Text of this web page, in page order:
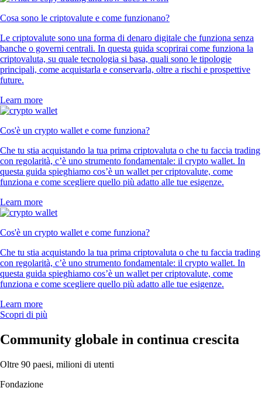
Cosa sono le criptovalute e come funzionano?
Le criptovalute sono una forma di denaro digitale che funziona senza
banche o governi centrali. In questa guida scoprirai come funziona la
criptovaluta, su quale tecnologia si basa, quali sono le tipologie
principali, come acquistarla e conservarla, oltre a rischi e prospettive
future.
Learn more
Cos'è un crypto wallet e come funziona?
Che tu stia acquistando la tua prima criptovaluta o che tu faccia trading
con regolarità, c’è uno strumento fondamentale: il crypto wallet. In
questa guida spieghiamo cos’è un wallet per criptovalute, come
funziona e come scegliere quello più adatto alle tue esigenze.
Learn more
Cos'è un crypto wallet e come funziona?
Che tu stia acquistando la tua prima criptovaluta o che tu faccia trading
con regolarità, c’è uno strumento fondamentale: il crypto wallet. In
questa guida spieghiamo cos’è un wallet per criptovalute, come
funziona e come scegliere quello più adatto alle tue esigenze.
Learn more
Scopri di più
Community globale in continua crescita
Oltre 90 paesi, milioni di utenti
Fondazione